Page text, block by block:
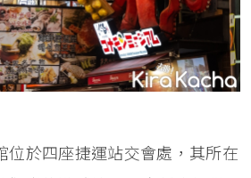
位於四座捷運站交會處，其所在